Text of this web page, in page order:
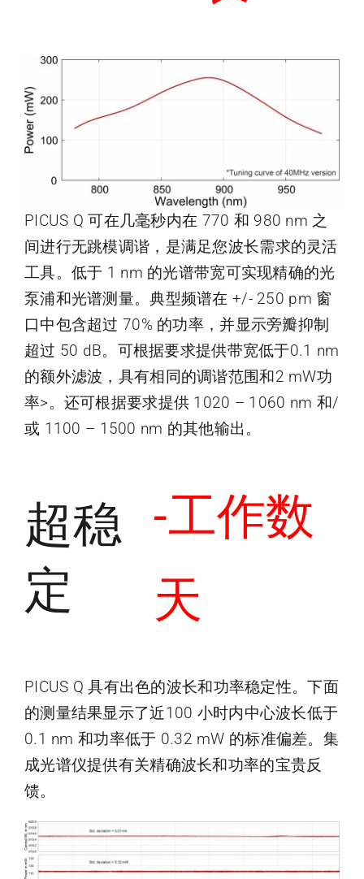
PICUS Q 可在几毫秒内在 770 和 980 nm 之
间进行无跳模调谐，是满足您波长需求的灵活
工具。低于 1 nm 的光谱带宽可实现精确的光
泵浦和光谱测量。典型频谱在 +/- 250 pm 窗
口中包含超过 70% 的功率，并显示旁瓣抑制
超过 50 dB。可根据要求提供带宽低于0.1 nm
的额外滤波，具有相同的调谐范围和2 mW功
率>。还可根据要求提供 1020 – 1060 nm 和/
或 1100 – 1500 nm 的其他输出。
超稳
定
-工作数
天
PICUS Q 具有出色的波长和功率稳定性。下面
的测量结果显示了近100 小时内中心波长低于
0.1 nm 和功率低于 0.32 mW 的标准偏差。集
成光谱仪提供有关精确波长和功率的宝贵反
馈。